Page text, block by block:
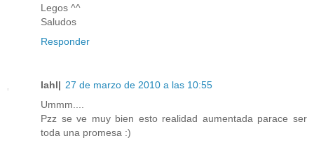
Legos ^^
Saludos
Responder
Iahl| 27 de marzo de 2010 a las 10:55
Ummm....
Pzz se ve muy bien esto realidad aumentada parace ser
toda una promesa :)